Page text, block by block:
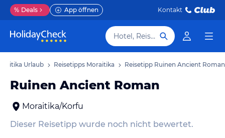
% Deals App öffnen Kontakt
Hotel, Reiseziel
Urlaub Reisetipps Moraitika Reisetipp Ruinen Ancient Roman
Ruinen Ancient Roman
Moraitika/Korfu
Dieser Reisetipp wurde noch nicht bewertet.